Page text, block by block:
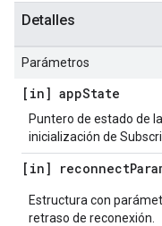
Detalles
Parámetros
[in] appState
Puntero de estado de
inicialización de
[in] reconnect
Estructura con
retraso de reconexión.